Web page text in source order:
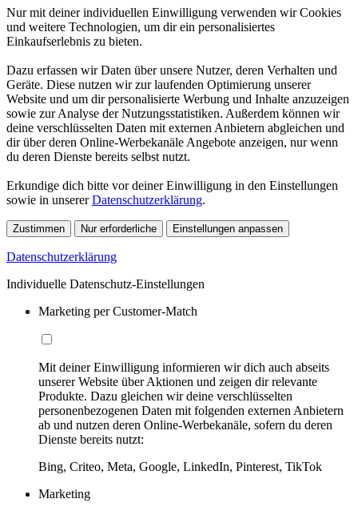
Nur mit deiner individuellen Einwilligung verwenden wir Cookies
und weitere Technologien, um dir ein personalisiertes
Einkaufserlebnis zu bieten.
Dazu erfassen wir Daten über unsere Nutzer, deren Verhalten und
Geräte. Diese nutzen wir zur laufenden Optimierung unserer
Website und um dir personalisierte Werbung und Inhalte anzuzeigen
sowie zur Analyse der Nutzungsstatistiken. Außerdem können wir
deine verschlüsselten Daten mit externen Anbietern abgleichen und
dir über deren Online-Werbekanäle Angebote anzeigen, nur wenn
du deren Dienste bereits selbst nutzt.
Erkundige dich bitte vor deiner Einwilligung in den Einstellungen
sowie in unsererDatenschutzerklärung.
Zustimmen Nur erforderliche Einstellungen anpassen
Datenschutzerklärung
Individuelle Datenschutz-Einstellungen
Marketing per Customer-Match
Mit deiner Einwilligung informieren wir dich auch abseits
unserer Website über Aktionen und zeigen dir relevante
Produkte. Dazu gleichen wir deine verschlüsselten
personenbezogenen Daten mit folgenden externen Anbietern
ab und nutzen deren Online-Werbekanäle, sofern du deren
Dienste bereits nutzt:
Bing, Criteo, Meta, Google, LinkedIn, Pinterest, TikTok
Marketing